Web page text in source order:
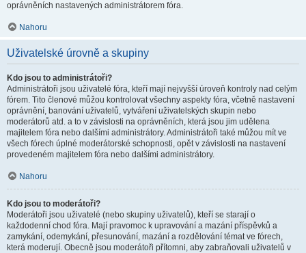
oprávněních nastavených administrátorem fóra.
Nahoru
Uživatelské úrovně a skupiny
Kdo jsou to administrátoři?
Administrátoři jsou uživatelé fóra, kteří mají nejvyšší úroveň kontroly nad celým
fórem. Tito členové můžou kontrolovat všechny aspekty fóra, včetně nastavení
oprávnění, banování uživatelů, vytváření uživatelských skupin nebo
moderátorů atd. a to v závislosti na oprávněních, která jsou jim udělena
majitelem fóra nebo dalšími administrátory. Administrátoři také můžou mít ve
všech fórech úplné moderátorské schopnosti, opět v závislosti na nastavení
provedeném majitelem fóra nebo dalšími administrátory.
Nahoru
Kdo jsou to moderátoři?
Moderátoři jsou uživatelé (nebo skupiny uživatelů), kteří se starají o
každodenní chod fóra. Mají pravomoc k upravování a mazání příspěvků a
zamykání, odemykání, přesunování, mazání a rozdělování témat ve fórech,
která moderují. Obecně jsou moderátoři přítomni, aby zabraňovali uživatelů v